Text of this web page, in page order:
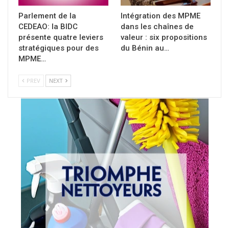
Parlement de la
CEDEAO: la BIDC
présente quatre leviers
stratégiques pour des
MPME…
Intégration des MPME
dans les chaînes de
valeur : six propositions
du Bénin au…
PREV NEXT